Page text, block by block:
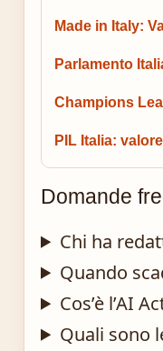
Made in Italy:
Parlamento
Champions
PIL Italia:
Domande
Chi ha
Quando
Cos’è l’AI
Quali sono